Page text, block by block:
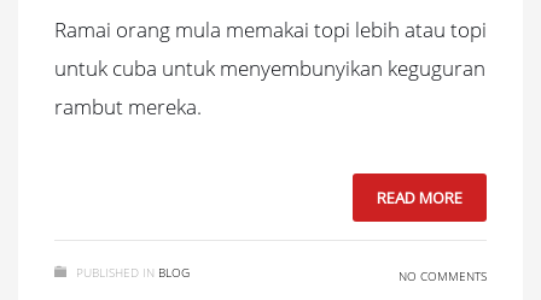
Ramai orang mula memakai topi lebih atau topi
untuk cuba untuk menyembunyikan keguguran
rambut mereka.
READ MORE
PUBLISHED IN BLOG NO COMMENTS